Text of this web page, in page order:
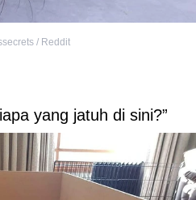
/ Reddit
yang jatuh di sini?”